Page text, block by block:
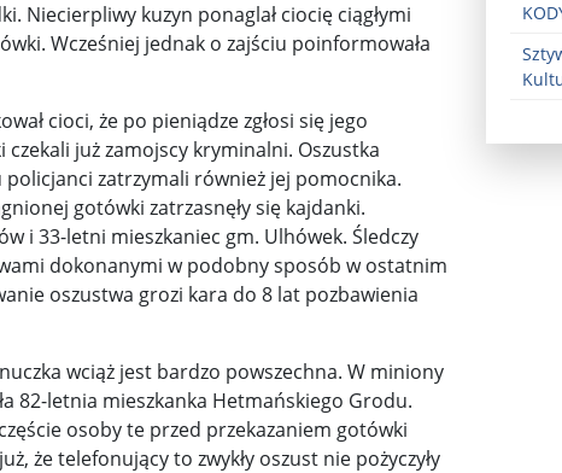
gniazdo os odkryto w dawnych zakładac ...
Trumpowi udało się zapobiec wojnie. Cła ...
Warszawskiego ... Nie ma patriotyzmu bez zaangażowania ...
ciszy ... Perspektywa świadka, perspektywa ofiary ...
murów ... Gazowe Imperium Warszawy ... Zaproszenie na
kontrowersje wokół RARS. Po zmianie prezes ...
w Skierniewicach ... Dymisja premiera Litwy. Gintautas Paluckas
Niecierpliwy kuzyn ponaglał ciocię ciągłymi
Wcześniej jednak o zajściu poinformowała
cioci, że po pieniądze zgłosi się jego
już zamojscy kryminalni. Oszustka
zatrzymali również jej pomocnika.
gotówki zatrzasnęły się kajdanki.
i 33-letni mieszkaniec gm. Ulhówek. Śledczy
dokonanymi w podobny sposób w ostatnim
oszustwa grozi kara do 8 lat pozbawienia
wciąż jest bardzo powszechna. W miniony
82-letnia mieszkanka Hetmańskiego Grodu.
osoby te przed przekazaniem gotówki
że telefonujący to zwykły oszust nie pożyczyły